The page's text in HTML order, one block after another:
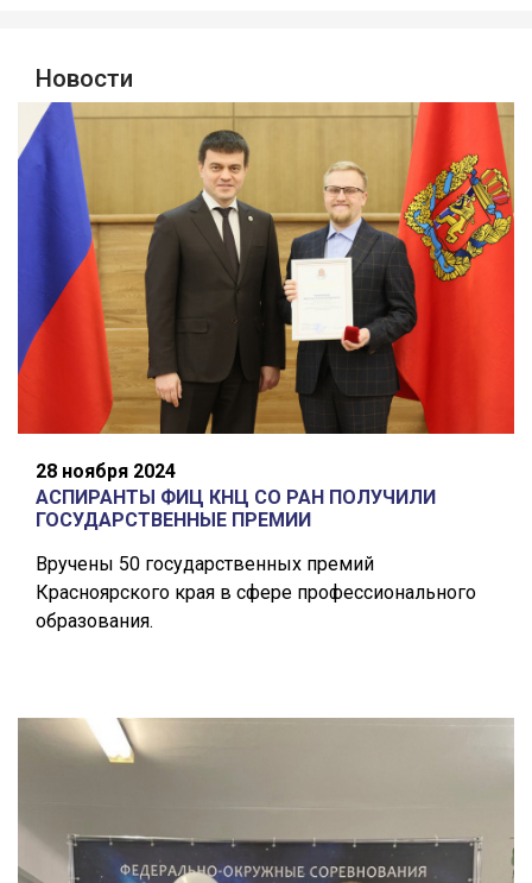
Новости
28 ноября 2024
АСПИРАНТЫ ФИЦ КНЦ СО РАН ПОЛУЧИЛИ
ГОСУДАРСТВЕННЫЕ ПРЕМИИ
Вручены 50 государственных премий
Красноярского края в сфере профессионального
образования.